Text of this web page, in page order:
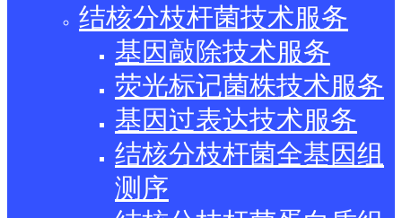
结核分枝杆菌技术服务
基因敲除技术服务
荧光标记菌株技术服务
基因过表达技术服务
结核分枝杆菌全基因组
测序